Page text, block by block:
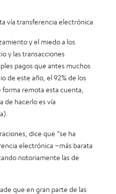
vía transferencia electrónica
y el miedo a los
y las transacciones
pagos que antes muchos
de este año, el 92% de los
remota esta cuenta,
de hacerlo es vía
dice que “se ha
electrónica –más barata
notoriamente las de
que en gran parte de las